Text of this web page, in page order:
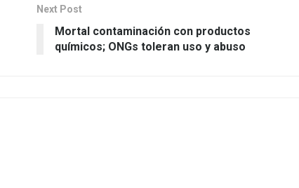
Next Post
Mortal contaminación con productos
químicos; ONGs toleran uso y abuso